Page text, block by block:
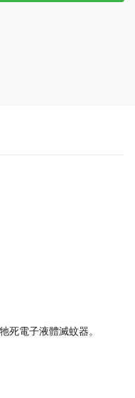
死電子液體滅蚊器。